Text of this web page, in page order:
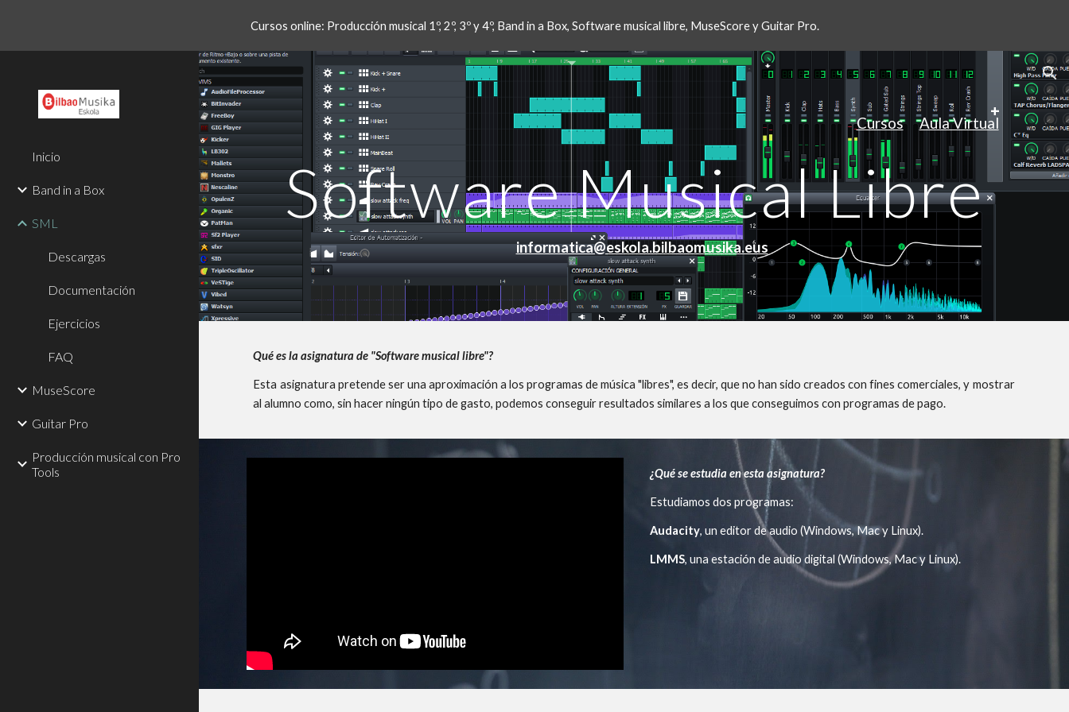
Skip to main content Skip to navigation
Cursos online: Producción musical 1º, 2º, 3º y 4º, Band in a Box, Software musical libre, MuseScore y Guitar Pro.
Inicio
Band in a Box
SML
Descargas
Documentación
Ejercicios
FAQ
MuseScore
Guitar Pro
Producción musical con Pro
Tools
Cursos Aula Virtual
Software Musical Libre
informatica@eskola.bilbaomusika.eus
Qué es la asignatura de "Software musical libre"?
Esta asignatura pretende ser una aproximación a los programas de música "libres", es decir, que no han sido creados con fines comerciales, y mostrar
al alumno como, sin hacer ningún tipo de gasto, podemos conseguir resultados similares a los que conseguimos con programas de pago.
¿Qué se estudia en esta asignatura?
Estudiamos dos programas:
Audacity, un editor de audio (Windows, Mac y Linux).
LMMS, una estación de audio digital (Windows, Mac y Linux).